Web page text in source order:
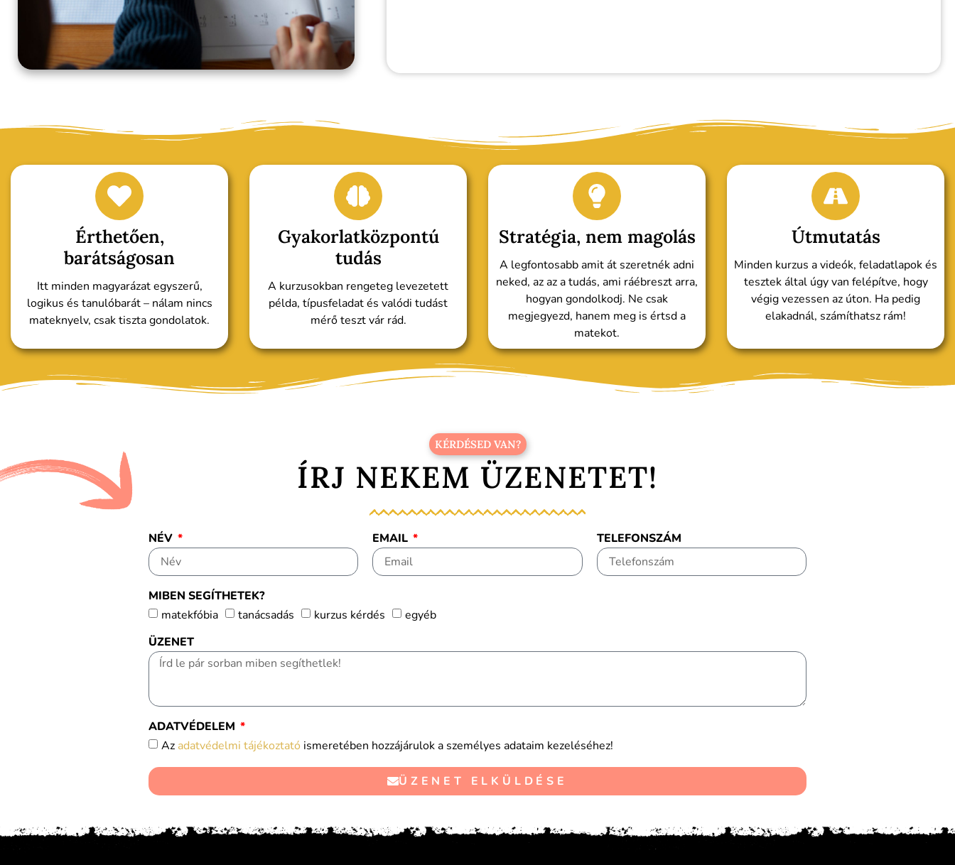
Érthetően,
barátságosan
Itt minden magyarázat egyszerű,
logikus és tanulóbarát – nálam nincs
mateknyelv, csak tiszta gondolatok.
Gyakorlatközpontú
tudás
A kurzusokban rengeteg levezetett
példa, típusfeladat és valódi tudást
mérő teszt vár rád.
Stratégia, nem magolás
A legfontosabb amit át szeretnék adni
neked, az az a tudás, ami ráébreszt arra,
hogyan gondolkodj. Ne csak
megjegyezd, hanem meg is értsd a
matekot.
Útmutatás
Minden kurzus a videók, feladatlapok és
tesztek által úgy van felépítve, hogy
végig vezessen az úton. Ha pedig
elakadnál, számíthatsz rám!
KÉRDÉSED VAN?
ÍRJ NEKEM ÜZENETET!
NÉV EMAIL TELEFONSZÁM
MIBEN SEGÍTHETEK?
matekfóbia
tanácsadás kurzus kérdés
egyéb
ÜZENET
ADATVÉDELEM
Az adatvédelmi tájékoztató ismeretében hozzájárulok a személyes adataim kezeléséhez!
ÜZENET ELKÜLDÉSE